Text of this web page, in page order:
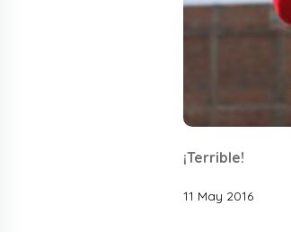
¡Terrible!
11 May 2016